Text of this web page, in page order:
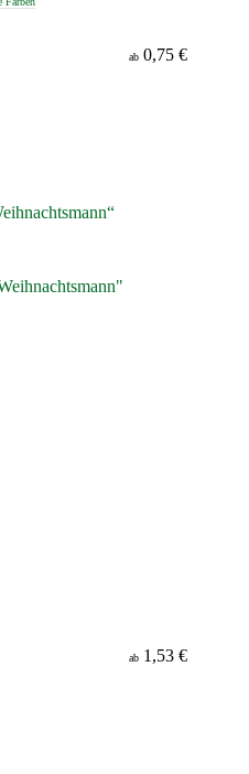
ab 0,75 €
ab 1,53 €